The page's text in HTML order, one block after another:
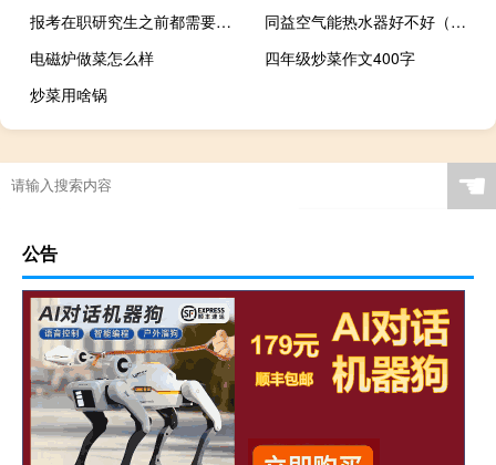
报考在职研究生之前都需要做哪些了解
同益空气能热水器好不好（空气能热水器好不好）
电磁炉做菜怎么样
四年级炒菜作文400字
炒菜用啥锅
☚
公告